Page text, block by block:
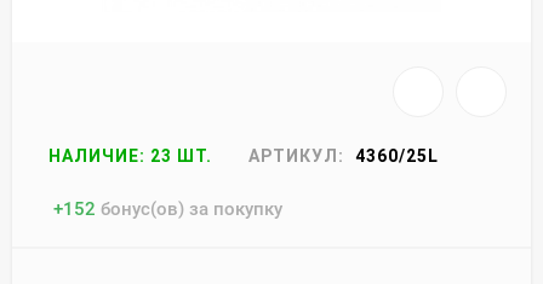
НАЛИЧИЕ: 23 ШТ. АРТИКУЛ: 4360/25L
+152 бонус(ов) за покупку